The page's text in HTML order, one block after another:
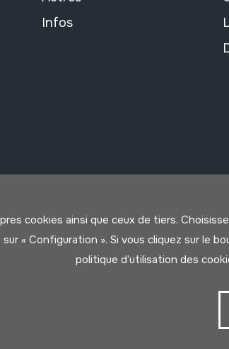
Infos
cookies ainsi que ceux de tiers.
« Configuration ». Si vous cliquez sur le
politique d’utilisation des